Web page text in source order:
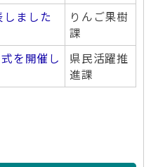
しました
りんご果樹
課
を開催し
県民活躍推
進課